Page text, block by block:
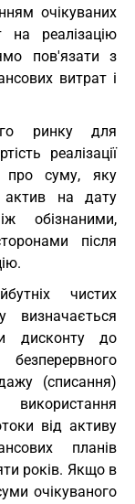
очікуваних
реалізацію
пов'язати з
витрат і
ринку для
реалізації
про суму, яку
актив на дату
обізнаними,
після
чистих
визначається
дисконту до
(списання)
від активу
планів
років. Якщо в
очікуваного